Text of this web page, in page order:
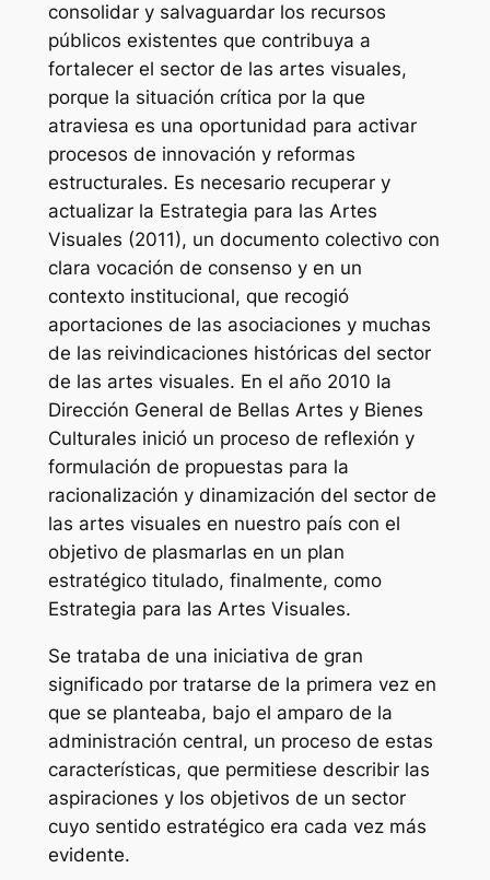
consolidar y salvaguardar los recursos
públicos existentes que contribuya a
fortalecer el sector de las artes visuales,
porque la situación crítica por la que
atraviesa es una oportunidad para activar
procesos de innovación y reformas
estructurales. Es necesario recuperar y
actualizar la Estrategia para las Artes
Visuales (2011), un documento colectivo con
clara vocación de consenso y en un
contexto institucional, que recogió
aportaciones de las asociaciones y muchas
de las reivindicaciones históricas del sector
de las artes visuales. En el año 2010 la
Dirección General de Bellas Artes y Bienes
Culturales inició un proceso de reflexión y
formulación de propuestas para la
racionalización y dinamización del sector de
las artes visuales en nuestro país con el
objetivo de plasmarlas en un plan
estratégico titulado, finalmente, como
Estrategia para las Artes Visuales.
Se trataba de una iniciativa de gran
significado por tratarse de la primera vez en
que se planteaba, bajo el amparo de la
administración central, un proceso de estas
características, que permitiese describir las
aspiraciones y los objetivos de un sector
cuyo sentido estratégico era cada vez más
evidente.